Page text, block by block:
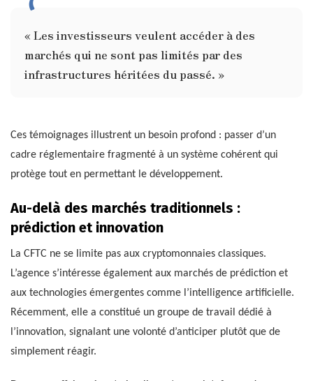
« Les investisseurs veulent accéder à des
marchés qui ne sont pas limités par des
infrastructures héritées du passé. »
Ces témoignages illustrent un besoin profond : passer d’un
cadre réglementaire fragmenté à un système cohérent qui
protège tout en permettant le développement.
Au-delà des marchés traditionnels :
prédiction et innovation
La CFTC ne se limite pas aux cryptomonnaies classiques.
L’agence s’intéresse également aux marchés de prédiction et
aux technologies émergentes comme l’intelligence artificielle.
Récemment, elle a constitué un groupe de travail dédié à
l’innovation, signalant une volonté d’anticiper plutôt que de
simplement réagir.